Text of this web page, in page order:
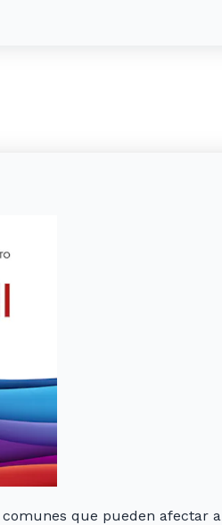
que pueden afectar